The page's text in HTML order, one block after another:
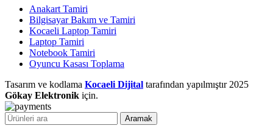
Anakart Tamiri
Bilgisayar Bakım ve Tamiri
Kocaeli Laptop Tamiri
Laptop Tamiri
Notebook Tamiri
Oyuncu Kasası Toplama
Tasarım ve kodlama Kocaeli Dijital tarafından yapılmıştır 2025
Gökay Elektronik için.
Aramak